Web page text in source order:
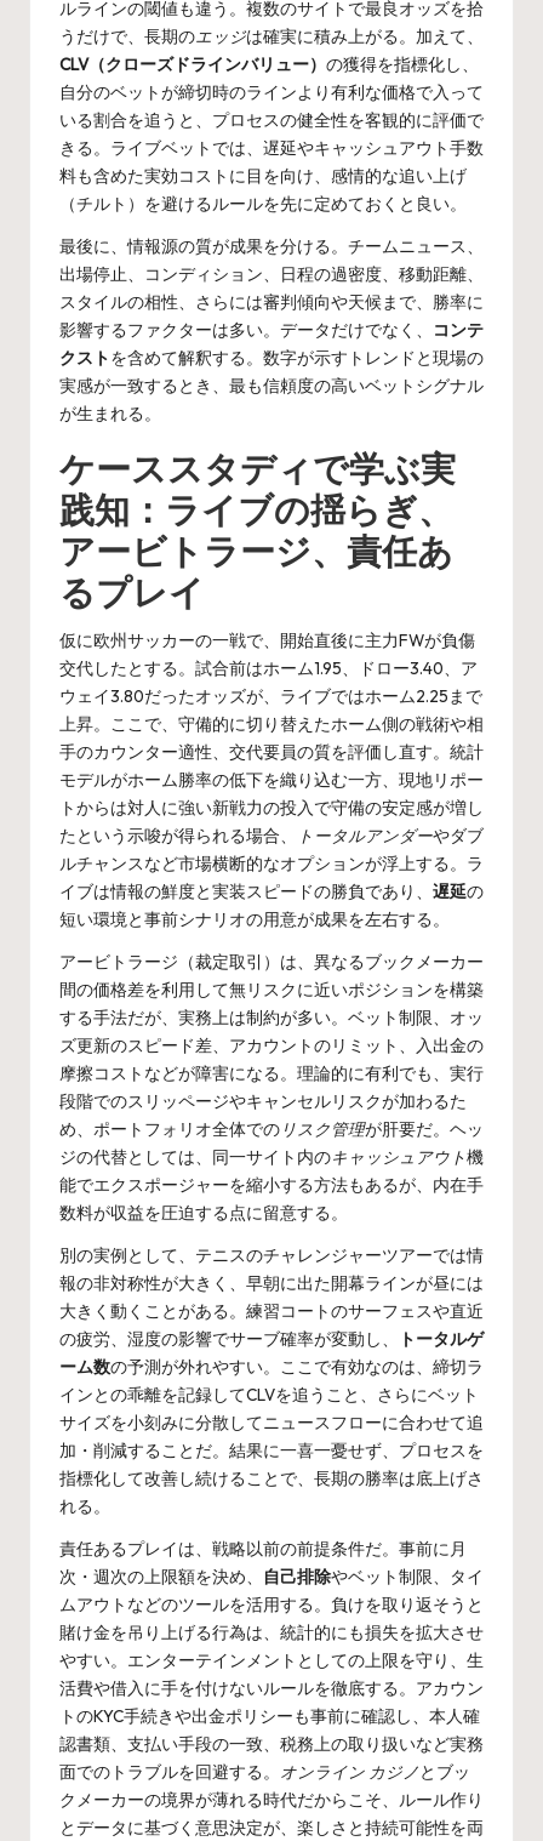
ルラインの閾値も違う。複数のサイトで最良オッズを拾
うだけで、長期のエッジは確実に積み上がる。加えて、
CLV（クローズドラインバリュー） の獲得を指標化し、
自分のベットが締切時のラインより有利な価格で入って
いる割合を追うと、プロセスの健全性を客観的に評価で
きる。ライブベットでは、遅延やキャッシュアウト手数
料も含めた実効コストに目を向け、感情的な追い上げ
（チルト）を避けるルールを先に定めておくと良い。
最後に、情報源の質が成果を分ける。チームニュース、
出場停止、コンディション、日程の過密度、移動距離、
スタイルの相性、さらには審判傾向や天候まで、勝率に
影響するファクターは多い。データだけでなく、
コンテ
クストを含めて解釈する。数字が示すトレンドと現場の
実感が一致するとき、最も信頼度の高いベットシグナル
が生まれる。
ケーススタディで学ぶ実
践知：ライブの揺らぎ、
アービトラージ、責任あ
るプレイ
仮に欧州サッカーの一戦で、開始直後に主力FWが負傷
交代したとする。試合前はホーム1.95、ドロー3.40、ア
ウェイ3.80だったオッズが、ライブではホーム2.25まで
上昇。ここで、守備的に切り替えたホーム側の戦術や相
手のカウンター適性、交代要員の質を評価し直す。統計
モデルがホーム勝率の低下を織り込む一方、現地リポー
トからは対人に強い新戦力の投入で守備の安定感が増し
たという示唆が得られる場合、
トータルアンダーやダブ
ルチャンスなど市場横断的なオプションが浮上する。ラ
イブは情報の鮮度と実装スピードの勝負であり、 遅延の
短い環境と事前シナリオの用意が成果を左右する。
アービトラージ（裁定取引）は、異なるブックメーカー
間の価格差を利用して無リスクに近いポジションを構築
する手法だが、実務上は制約が多い。ベット制限、オッ
ズ更新のスピード差、アカウントのリミット、入出金の
摩擦コストなどが障害になる。理論的に有利でも、実行
段階でのスリッページやキャンセルリスクが加わるた
め、ポートフォリオ全体での リスク管理が肝要だ。ヘッ
ジの代替としては、同一サイト内のキャッシュアウト機
能でエクスポージャーを縮小する方法もあるが、内在手
数料が収益を圧迫する点に留意する。
別の実例として、テニスのチャレンジャーツアーでは情
報の非対称性が大きく、早朝に出た開幕ラインが昼には
大きく動くことがある。練習コートのサーフェスや直近
の疲労、湿度の影響でサーブ確率が変動し、
トータルゲ
ーム数の予測が外れやすい。ここで有効なのは、締切ラ
インとの乖離を記録してCLVを追うこと、さらにベット
サイズを小刻みに分散してニュースフローに合わせて追
加・削減することだ。結果に一喜一憂せず、プロセスを
指標化して改善し続けることで、長期の勝率は底上げさ
れる。
責任あるプレイは、戦略以前の前提条件だ。事前に月
次・週次の上限額を決め、
自己排除やベット制限、タイ
ムアウトなどのツールを活用する。負けを取り返そうと
賭け金を吊り上げる行為は、統計的にも損失を拡大させ
やすい。エンターテインメントとしての上限を守り、生
活費や借入に手を付けないルールを徹底する。アカウン
トのKYC手続きや出金ポリシーも事前に確認し、本人確
認書類、支払い手段の一致、税務上の取り扱いなど実務
面でのトラブルを回避する。 オンライン カジノとブッ
クメーカーの境界が薄れる時代だからこそ、ルール作り
とデータに基づく意思決定が、楽しさと持続可能性を両